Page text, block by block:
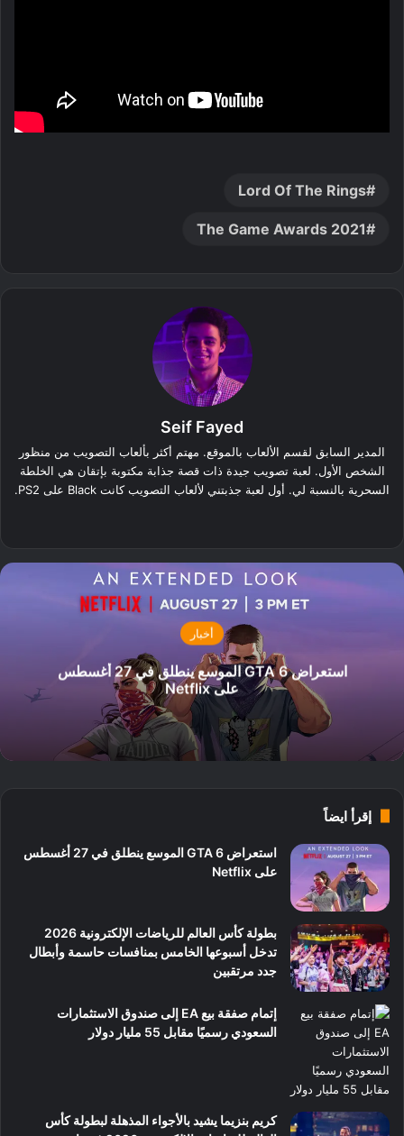
Lord Of The Rings
The Game Awards 2021
Seif Fayed
المدير السابق لقسم الألعاب بالموقع. مهتم أكثر بألعاب التصويب من منظور
الشخص الأول. لعبة تصويب جيدة ذات قصة جذابة مكتوبة بإتقان هي الخلطة
السحرية بالنسبة لي. أول لعبة جذبتني لألعاب التصويب كانت Black على PS2.
أخبار
استعراض GTA 6 الموسع ينطلق في 27 أغسطس
على Netflix
إقرأ ايضاً
استعراض GTA 6 الموسع ينطلق في 27 أغسطس
على Netflix
بطولة كأس العالم للرياضات الإلكترونية 2026
تدخل أسبوعها الخامس بمنافسات حاسمة وأبطال
جدد مرتقبين
إتمام صفقة بيع EA إلى صندوق الاستثمارات
السعودي رسميًا مقابل 55 مليار دولار
كريم بنزيما يشيد بالأجواء المذهلة لبطولة كأس